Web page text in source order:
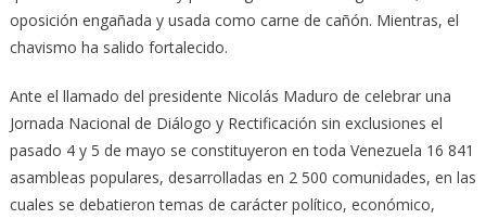
oposición engañada y usada como carne de cañón. Mientras, el
chavismo ha salido fortalecido.
Ante el llamado del presidente Nicolás Maduro de celebrar una
Jornada Nacional de Diálogo y Rectificación sin exclusiones el
pasado 4 y 5 de mayo se constituyeron en toda Venezuela 16 841
asambleas populares, desarrolladas en 2 500 comunidades, en las
cuales se debatieron temas de carácter político, económico,